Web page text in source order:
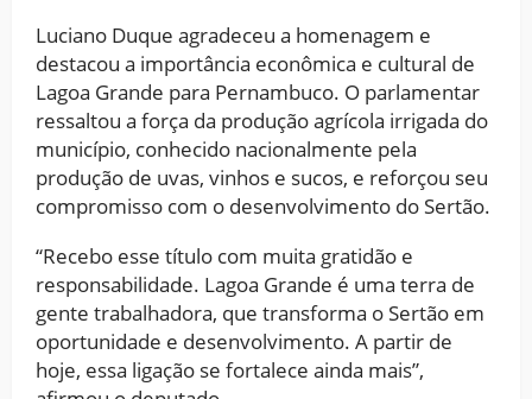
Luciano Duque agradeceu a homenagem e
destacou a importância econômica e cultural de
Lagoa Grande para Pernambuco. O parlamentar
ressaltou a força da produção agrícola irrigada do
município, conhecido nacionalmente pela
produção de uvas, vinhos e sucos, e reforçou seu
compromisso com o desenvolvimento do Sertão.
“Recebo esse título com muita gratidão e
responsabilidade. Lagoa Grande é uma terra de
gente trabalhadora, que transforma o Sertão em
oportunidade e desenvolvimento. A partir de
hoje, essa ligação se fortalece ainda mais”,